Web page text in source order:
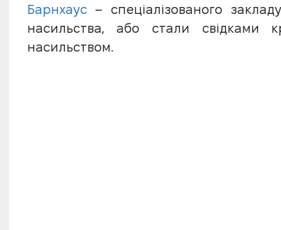
Барнхаус– спеціалізованого
насильства, або стали свідками
насильством.